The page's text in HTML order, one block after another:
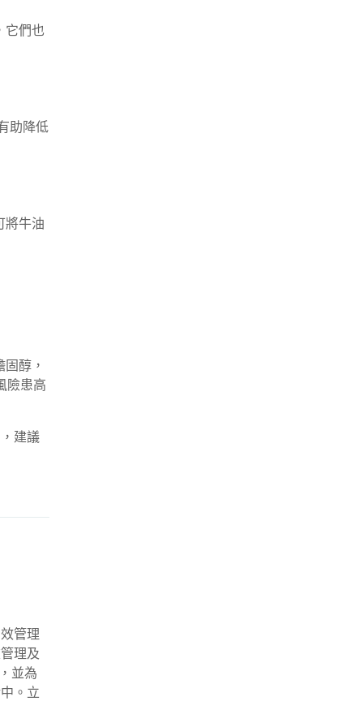
它們也
助降低
將牛油
醇，
險患高
建議
管理
理及
並為
。立